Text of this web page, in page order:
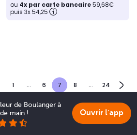
ou 4x par carte bancaire59,68€
puis 3x 54,25
1 ... 6 7 8 ... 24
de Boulanger à
main !
Ouvrir l'app